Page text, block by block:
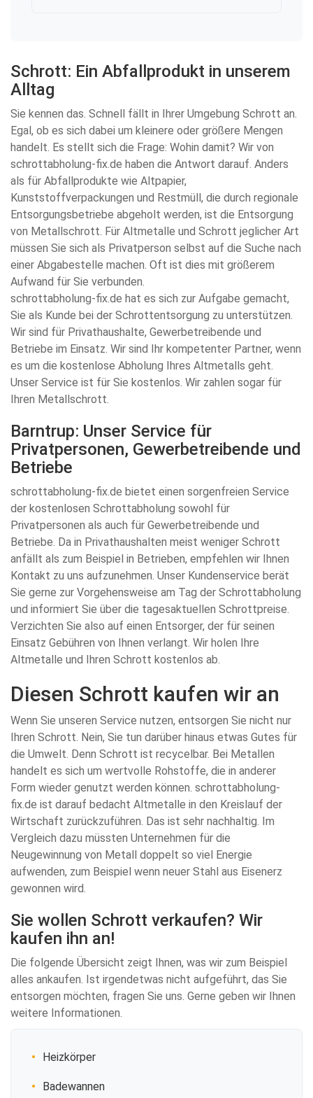
Schrott: Ein Abfallprodukt in unserem
Alltag
Sie kennen das. Schnell fällt in Ihrer Umgebung Schrott an.
Egal, ob es sich dabei um kleinere oder größere Mengen
handelt. Es stellt sich die Frage: Wohin damit? Wir von
schrottabholung-fix.de haben die Antwort darauf. Anders
als für Abfallprodukte wie Altpapier,
Kunststoffverpackungen und Restmüll, die durch regionale
Entsorgungsbetriebe abgeholt werden, ist die Entsorgung
von Metallschrott. Für Altmetalle und Schrott jeglicher Art
müssen Sie sich als Privatperson selbst auf die Suche nach
einer Abgabestelle machen. Oft ist dies mit größerem
Aufwand für Sie verbunden.
schrottabholung-fix.de hat es sich zur Aufgabe gemacht,
Sie als Kunde bei der Schrottentsorgung zu unterstützen.
Wir sind für Privathaushalte, Gewerbetreibende und
Betriebe im Einsatz. Wir sind Ihr kompetenter Partner, wenn
es um die kostenlose Abholung Ihres Altmetalls geht.
Unser Service ist für Sie kostenlos. Wir zahlen sogar für
Ihren Metallschrott.
Barntrup: Unser Service für
Privatpersonen, Gewerbetreibende und
Betriebe
schrottabholung-fix.de bietet einen sorgenfreien Service
der kostenlosen Schrottabholung sowohl für
Privatpersonen als auch für Gewerbetreibende und
Betriebe. Da in Privathaushalten meist weniger Schrott
anfällt als zum Beispiel in Betrieben, empfehlen wir Ihnen
Kontakt zu uns aufzunehmen. Unser Kundenservice berät
Sie gerne zur Vorgehensweise am Tag der Schrottabholung
und informiert Sie über die tagesaktuellen Schrottpreise.
Verzichten Sie also auf einen Entsorger, der für seinen
Einsatz Gebühren von Ihnen verlangt. Wir holen Ihre
Altmetalle und Ihren Schrott kostenlos ab.
Diesen Schrott kaufen wir an
Wenn Sie unseren Service nutzen, entsorgen Sie nicht nur
Ihren Schrott. Nein, Sie tun darüber hinaus etwas Gutes für
die Umwelt. Denn Schrott ist recycelbar. Bei Metallen
handelt es sich um wertvolle Rohstoffe, die in anderer
Form wieder genutzt werden können. schrottabholung-
fix.de ist darauf bedacht Altmetalle in den Kreislauf der
Wirtschaft zurückzuführen. Das ist sehr nachhaltig. Im
Vergleich dazu müssten Unternehmen für die
Neugewinnung von Metall doppelt so viel Energie
aufwenden, zum Beispiel wenn neuer Stahl aus Eisenerz
gewonnen wird.
Sie wollen Schrott verkaufen? Wir
kaufen ihn an!
Die folgende Übersicht zeigt Ihnen, was wir zum Beispiel
alles ankaufen. Ist irgendetwas nicht aufgeführt, das Sie
entsorgen möchten, fragen Sie uns. Gerne geben wir Ihnen
weitere Informationen.
Heizkörper
Badewannen